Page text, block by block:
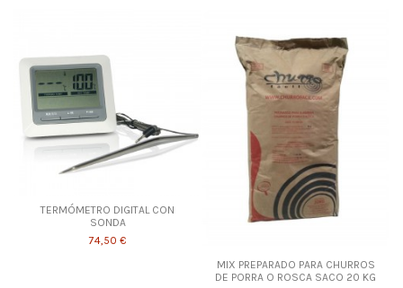
TERMÓMETRO DIGITAL CON
SONDA
74,50 €
MIX PREPARADO PARA CHURROS
DE PORRA O ROSCA SACO 20 KG